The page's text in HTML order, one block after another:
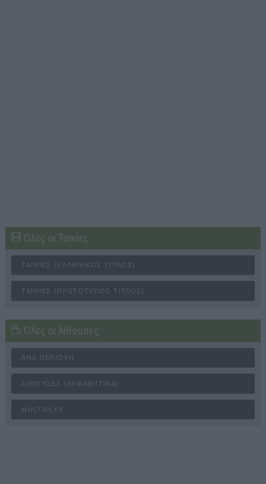
Όλες οι Ταινίες
ΤΑΙΝΊΕΣ (ΕΛΛΗΝΙΚΌΣ ΤΊΤΛΟΣ)
ΤΑΙΝΊΕΣ (ΠΡΩΤΌΤΥΠΟΣ ΤΊΤΛΟΣ)
Όλες οι Αίθουσες
ΑΝΆ ΠΕΡΙΟΧΉ
ΑΊΘΟΥΣΕΣ (ΑΛΦΑΒΗΤΙΚΆ)
MULTIPLEX